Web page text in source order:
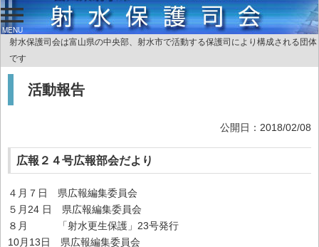
MENU
射水保護司会は富山県の中央部、射水市で活動する保護司により構成される団体
です
活動報告
公開日：2018/02/08
広報２４号広報部会だより
４月７日 県広報編集委員会
５月24 日 県広報編集委員会
８月 「射水更生保護」23号発行
10月13日 県広報編集委員会